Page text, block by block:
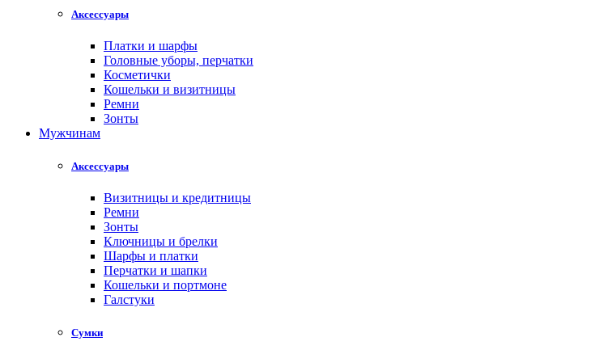
Аксессуары
Платки и шарфы
Головные уборы, перчатки
Косметички
Кошельки и визитницы
Ремни
Зонты
Мужчинам
Аксессуары
Визитницы и кредитницы
Ремни
Зонты
Ключницы и брелки
Шарфы и платки
Перчатки и шапки
Кошельки и портмоне
Галстуки
Сумки